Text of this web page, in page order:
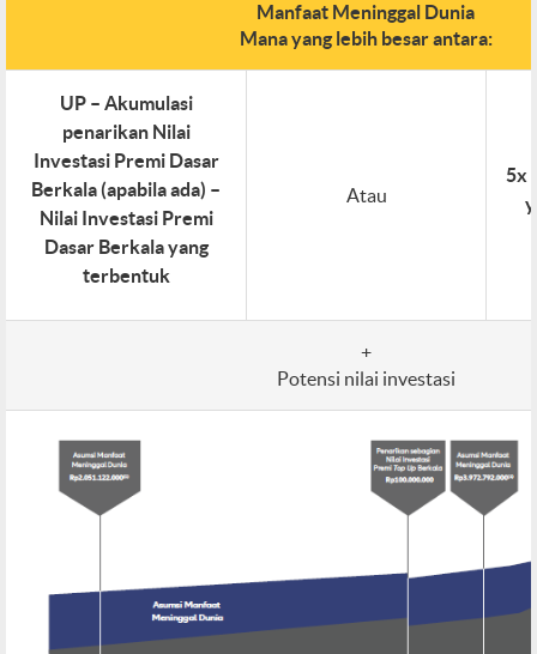
Manfaat Meninggal Dunia
Mana yang lebih besar antara:
UP – Akumulasi
penarikan Nilai
Investasi Premi Dasar
Berkala (apabila ada) –
Nilai Investasi Premi
Dasar Berkala yang
terbentuk
Atau
5x
+
Potensi nilai investasi